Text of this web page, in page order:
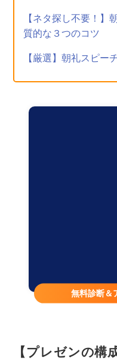
【ネタ探し不要！】
質的な３つのコツ
【厳選】朝礼スピ
無料診断＆
【プレゼンの構